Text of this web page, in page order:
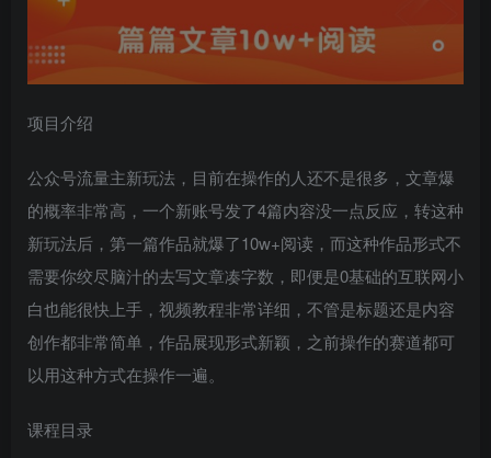
项目介绍
公众号流量主新玩法，目前在操作的人还不是很多，文章爆
的概率非常高，一个新账号发了4篇内容没一点反应，转这种
新玩法后，第一篇作品就爆了10w+阅读，而这种作品形式不
需要你绞尽脑汁的去写文章凑字数，即便是0基础的互联网小
白也能很快上手，视频教程非常详细，不管是标题还是内容
创作都非常简单，作品展现形式新颖，之前操作的赛道都可
以用这种方式在操作一遍。
课程目录